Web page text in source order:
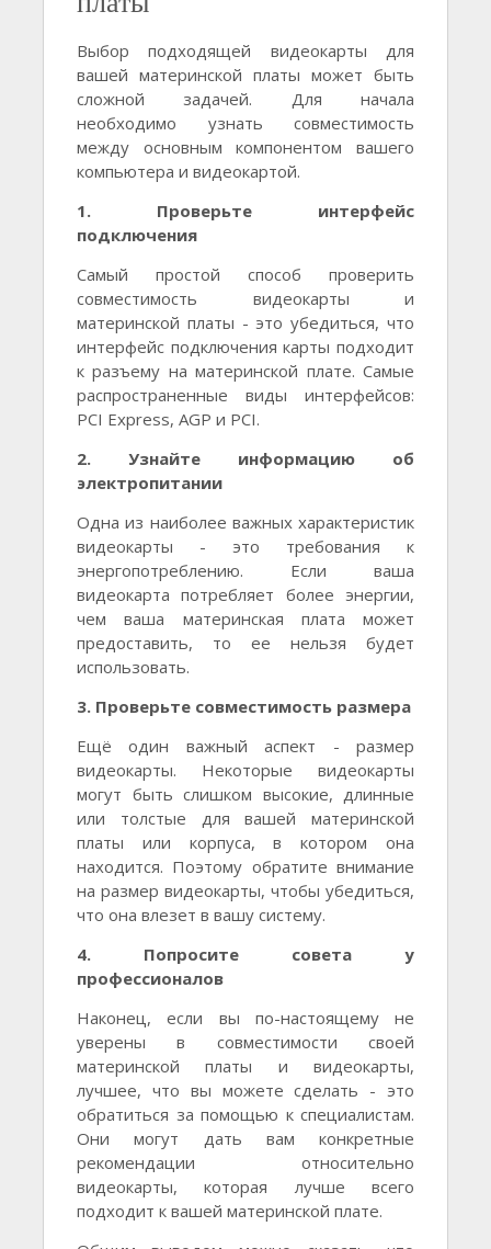
Выбор подходящей видеокарты для
вашей материнской платы может быть
сложной задачей. Для начала
необходимо узнать совместимость
между основным компонентом вашего
компьютера и видеокартой.
1. Проверьте интерфейс
подключения
Самый простой способ проверить
совместимость видеокарты и
материнской платы - это убедиться, что
интерфейс подключения карты подходит
к разъему на материнской плате. Самые
распространенные виды интерфейсов:
PCI Express, AGP и PCI.
2. Узнайте информацию об
электропитании
Одна из наиболее важных характеристик
видеокарты - это требования к
энергопотреблению. Если ваша
видеокарта потребляет более энергии,
чем ваша материнская плата может
предоставить, то ее нельзя будет
использовать.
3. Проверьте совместимость размера
Ещё один важный аспект - размер
видеокарты. Некоторые видеокарты
могут быть слишком высокие, длинные
или толстые для вашей материнской
платы или корпуса, в котором она
находится. Поэтому обратите внимание
на размер видеокарты, чтобы убедиться,
что она влезет в вашу систему.
4. Попросите совета у
профессионалов
Наконец, если вы по-настоящему не
уверены в совместимости своей
материнской платы и видеокарты,
лучшее, что вы можете сделать - это
обратиться за помощью к специалистам.
Они могут дать вам конкретные
рекомендации относительно
видеокарты, которая лучше всего
подходит к вашей материнской плате.